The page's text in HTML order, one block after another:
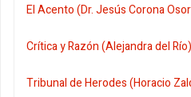
El Acento (Dr. Jesús Corona
Crítica y Razón (Alejandra del Río)
Tribunal de Herodes (Horacio